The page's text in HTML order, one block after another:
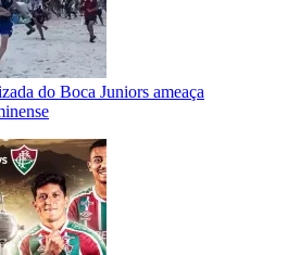
do Boca Juniors ameaça